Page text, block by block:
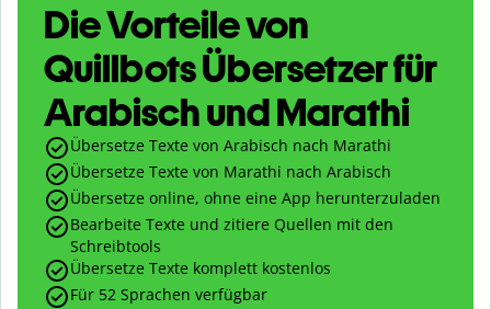
Die Vorteile von
Quillbots Übersetzer für
Arabisch und Marathi
Übersetze Texte von Arabisch nach Marathi
Übersetze Texte von Marathi nach Arabisch
Übersetze online, ohne eine App herunterzuladen
Bearbeite Texte und zitiere Quellen mit den
Schreibtools
Übersetze Texte komplett kostenlos
Für 52 Sprachen verfügbar